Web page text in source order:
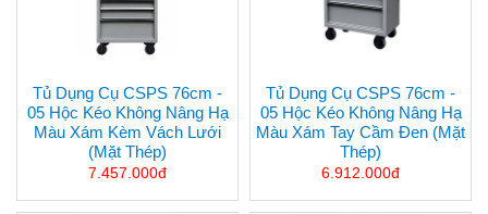
Tủ Dụng Cụ CSPS 76cm -
05 Hộc Kéo Không Nâng Hạ
Màu Xám Kèm Vách Lưới
(mặt Thép)
7.457.000đ
Tủ Dụng Cụ CSPS 76cm -
05 Hộc Kéo Không Nâng Hạ
Màu Xám Tay Cầm Đen (mặt
Thép)
6.912.000đ